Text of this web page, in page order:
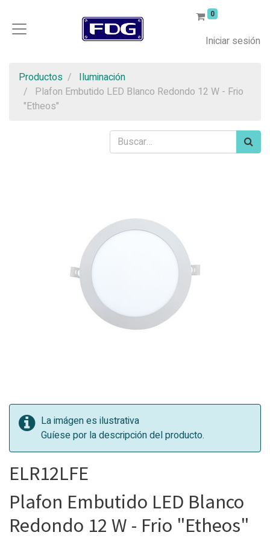
0
Iniciar sesión
Productos
Iluminación
Plafon Embutido LED Blanco Redondo 12 W - Frio
"Etheos"
La imágen es ilustrativa
Guíese por la descripción del producto.
ELR12LFE
Plafon Embutido LED Blanco
Redondo 12 W - Frio "Etheos"